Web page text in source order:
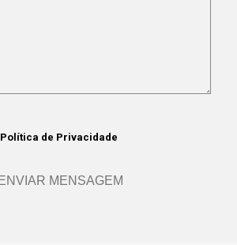
Política de Privacidade